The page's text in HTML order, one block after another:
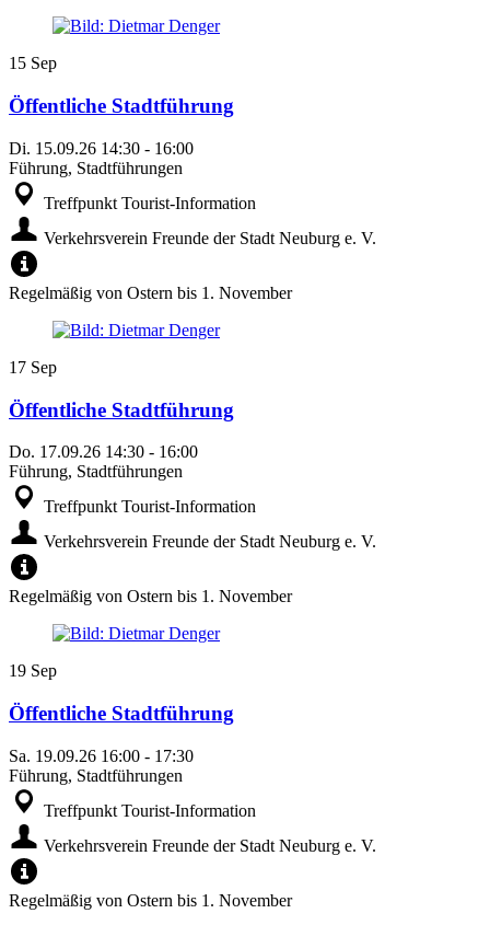
15 Sep
Öffentliche Stadtführung
Di. 15.09.26 14:30 - 16:00
Führung, Stadtführungen
Treffpunkt Tourist-Information
Verkehrsverein Freunde der Stadt Neuburg e. V.
Regelmäßig von Ostern bis 1. November
17 Sep
Öffentliche Stadtführung
Do. 17.09.26 14:30 - 16:00
Führung, Stadtführungen
Treffpunkt Tourist-Information
Verkehrsverein Freunde der Stadt Neuburg e. V.
Regelmäßig von Ostern bis 1. November
19 Sep
Öffentliche Stadtführung
Sa. 19.09.26 16:00 - 17:30
Führung, Stadtführungen
Treffpunkt Tourist-Information
Verkehrsverein Freunde der Stadt Neuburg e. V.
Regelmäßig von Ostern bis 1. November